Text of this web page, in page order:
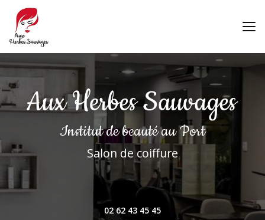
contenu
principal
Institut de beautéau Port
Salon de coiffure
02 62 43 45 45